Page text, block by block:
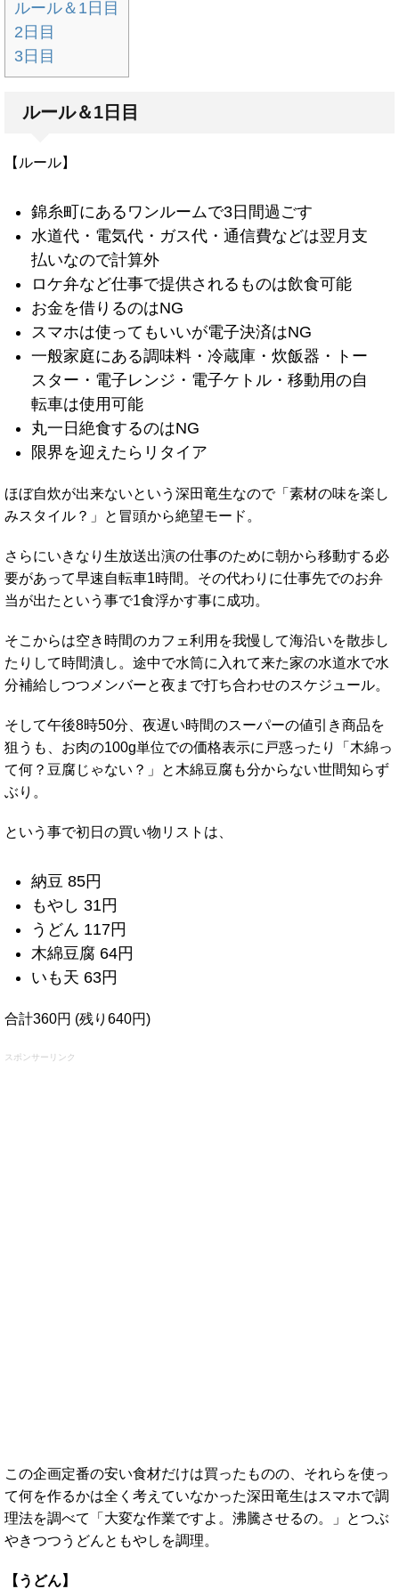
ルール＆1日目
2日目
3日目
ルール＆1日目
【ルール】
錦糸町にあるワンルームで3日間過ごす
水道代・電気代・ガス代・通信費などは翌月支
払いなので計算外
ロケ弁など仕事で提供されるものは飲食可能
お金を借りるのはNG
スマホは使ってもいいが電子決済はNG
一般家庭にある調味料・冷蔵庫・炊飯器・トー
スター・電子レンジ・電子ケトル・移動用の自
転車は使用可能
丸一日絶食するのはNG
限界を迎えたらリタイア
ほぼ自炊が出来ないという深田竜生なので「素材の味を楽し
みスタイル？」と冒頭から絶望モード。
さらにいきなり生放送出演の仕事のために朝から移動する必
要があって早速自転車1時間。その代わりに仕事先でのお弁
当が出たという事で1食浮かす事に成功。
そこからは空き時間のカフェ利用を我慢して海沿いを散歩し
たりして時間潰し。途中で水筒に入れて来た家の水道水で水
分補給しつつメンバーと夜まで打ち合わせのスケジュール。
そして午後8時50分、夜遅い時間のスーパーの値引き商品を
狙うも、お肉の100g単位での価格表示に戸惑ったり「木綿っ
て何？豆腐じゃない？」と木綿豆腐も分からない世間知らず
ぶり。
という事で初日の買い物リストは、
納豆 85円
もやし 31円
うどん 117円
木綿豆腐 64円
いも天 63円
合計360円 (残り640円)
スポンサーリンク
この企画定番の安い食材だけは買ったものの、それらを使っ
て何を作るかは全く考えていなかった深田竜生はスマホで調
理法を調べて「大変な作業ですよ。沸騰させるの。」とつぶ
やきつつうどんともやしを調理。
【うどん】